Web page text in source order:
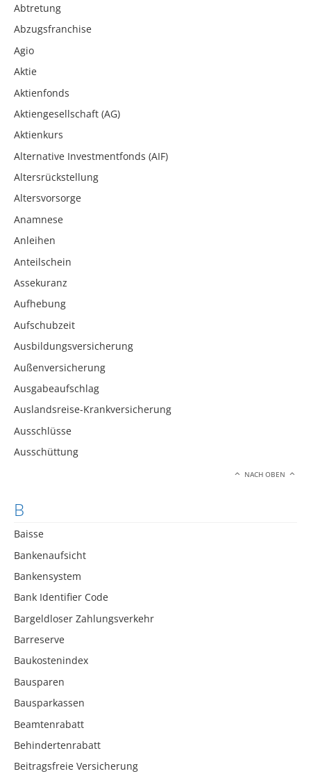
Abtretung
Abzugsfranchise
Agio
Aktie
Aktienfonds
Aktiengesellschaft (AG)
Aktienkurs
Alternative Investmentfonds (AIF)
Altersrückstellung
Altersvorsorge
Anamnese
Anleihen
Anteilschein
Assekuranz
Aufhebung
Aufschubzeit
Ausbildungsversicherung
Außenversicherung
Ausgabeaufschlag
Auslandsreise-Krankversicherung
Ausschlüsse
Ausschüttung
NACH OBEN
B
Baisse
Bankenaufsicht
Bankensystem
Bank Identifier Code
Bargeldloser Zahlungsverkehr
Barreserve
Baukostenindex
Bausparen
Bausparkassen
Beamtenrabatt
Behindertenrabatt
Beitragsfreie Versicherung